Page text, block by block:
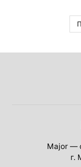
Major —
г.